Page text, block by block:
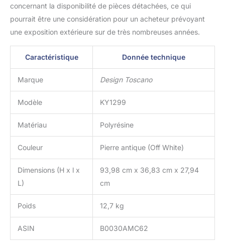
concernant la disponibilité de pièces détachées, ce qui
pourrait être une considération pour un acheteur prévoyant
une exposition extérieure sur de très nombreuses années.
Caractéristique Donnée technique
Marque Design Toscano
Modèle KY1299
Matériau Polyrésine
Couleur Pierre antique (Off White)
Dimensions (H x l x
L)
93,98 cm x 36,83 cm x 27,94
cm
Poids 12,7 kg
ASIN B0030AMC62